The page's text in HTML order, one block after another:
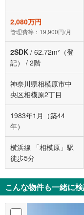
2,080万円
管理費等：19,900円/月
2SDK / 62.72m²（登
記）
/ 2階
神奈川県相模原市中
央区相模原2丁目
1983年1月（築44
年）
横浜線 「相模原」駅
徒歩5分
こんな物件も一緒に